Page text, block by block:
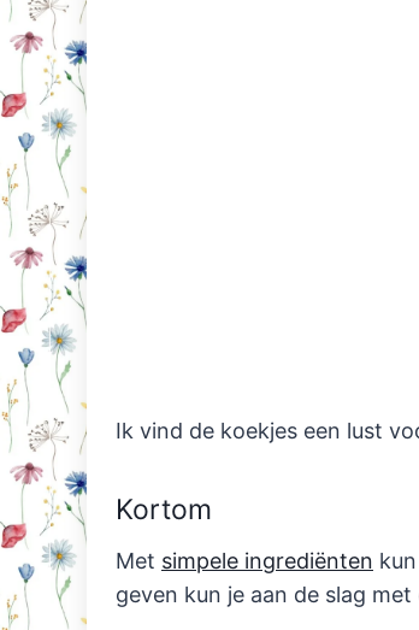
Ik vind de koekjes een lust
Kortom
Met simpele ingrediënten
geven kun je aan de slag